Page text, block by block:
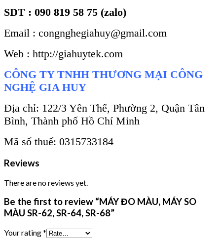
SDT : 090 819 58 75 (zalo)
Email : congnghegiahuy@gmail.com
Web : http://giahuytek.com
CÔNG TY TNHH THƯƠNG MẠI CÔNG
NGHỆ GIA HUY
Địa chỉ: 122/3 Yên Thế, Phường 2, Quận Tân
Bình, Thành phố Hồ Chí Minh
Mã số thuế: 0315733184
Reviews
There are no reviews yet.
Be the first to review “MÁY ĐO MÀU, MÁY SO
MÀU SR-62, SR-64, SR-68”
Your rating*